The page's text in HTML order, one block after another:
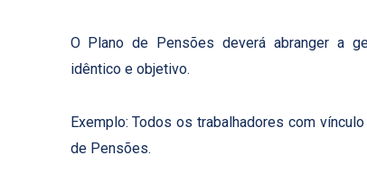
O Plano de Pensões deverá abranger a
idêntico e objetivo.
Exemplo: Todos os trabalhadores com
de Pensões.